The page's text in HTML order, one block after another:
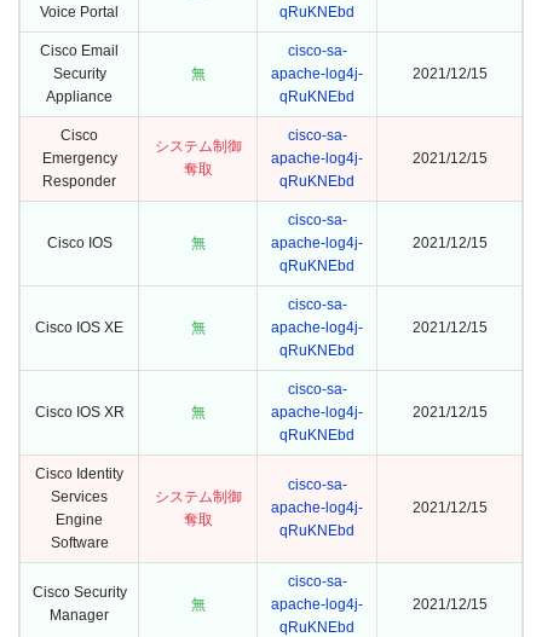
Voice Portal
qRuKNEbd
Cisco Email
Security
Appliance
無
cisco-sa-
apache-log4j-
qRuKNEbd
2021/12/15
Cisco
Emergency
Responder
システム制御
奪取
cisco-sa-
apache-log4j-
qRuKNEbd
2021/12/15
Cisco IOS 無
cisco-sa-
apache-log4j-
qRuKNEbd
2021/12/15
Cisco IOS XE 無
cisco-sa-
apache-log4j-
qRuKNEbd
2021/12/15
Cisco IOS XR 無
cisco-sa-
apache-log4j-
qRuKNEbd
2021/12/15
Cisco Identity
Services
Engine
Software
システム制御
奪取
cisco-sa-
apache-log4j-
qRuKNEbd
2021/12/15
Cisco Security
Manager
無
cisco-sa-
apache-log4j-
qRuKNEbd
2021/12/15